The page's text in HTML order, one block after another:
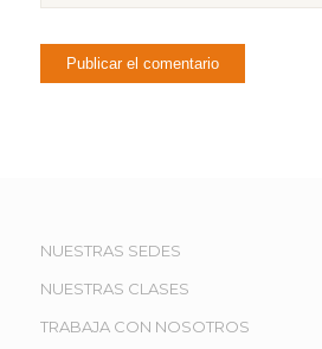
NUESTRAS SEDES
NUESTRAS CLASES
TRABAJA CON NOSOTROS